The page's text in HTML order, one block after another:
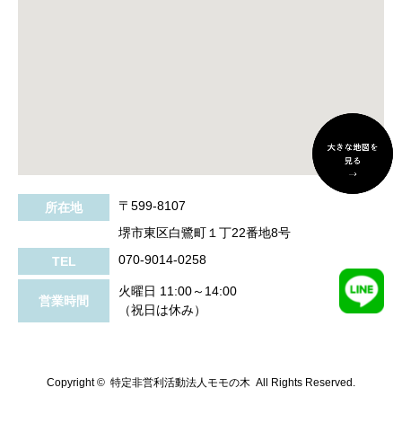
所在地
〒599-8107
堺市東区白鷺町１丁22番地8号
TEL
070-9014-0258
営業時間
火曜日 11:00～14:00
（祝日は休み）
Copyright © 特定非営利活動法人モモの木 All Rights Reserved.